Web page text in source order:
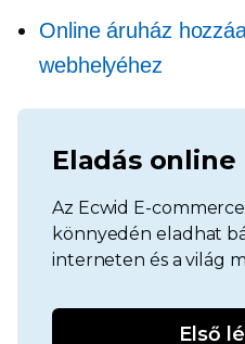
Online áruház
webhelyéhez
Eladás online
Az Ecwid E-
könnyedén eladhat
interneten és a világ
Első